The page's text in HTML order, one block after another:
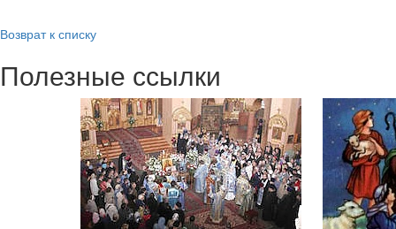
Возврат к списку
Полезные ссылки